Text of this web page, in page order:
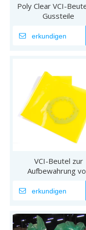
Poly Clear VCI-
Gussteile
erkundigen
VCI-Beutel zur
Aufbewahrung
Polyverpackungen
erkundigen